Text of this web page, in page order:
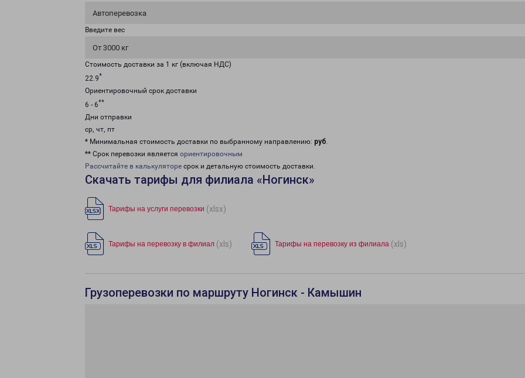
Автоперевозка
Введите вес
От 3000 кг
Стоимость доставки за 1 кг (включая НДС)
22.9*
Ориентировочный срок доставки
6 - 6**
Дни отправки
ср, чт, пт
* Минимальная стоимость доставки по выбранному направлению: руб.
** Срок перевозки является ориентировочным
Рассчитайте в калькуляторе срок и детальную стоимость доставки.
Скачать тарифы для филиала «Ногинск»
Тарифы на услуги перевозки (xlsx)
Тарифы на перевозку в филиал (xls) Тарифы на перевозку из филиала (xls)
Грузоперевозки по маршруту Ногинск - Камышин